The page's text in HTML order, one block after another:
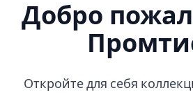
Добро
Откройте для себя